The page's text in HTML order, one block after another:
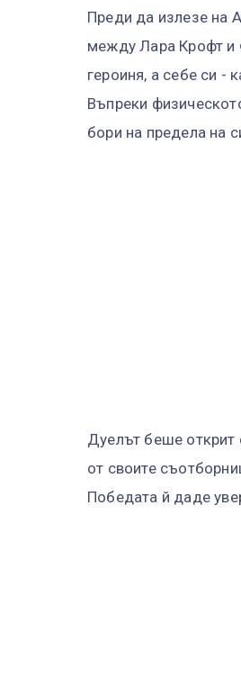
Преди да излезе на
между Лара Крофт и
героиня, а себе си -
Въпреки
бори на предела на
Дуелът беше открит
от своите
Победата й даде